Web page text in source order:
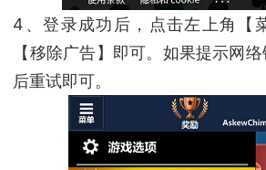
4、登录成功后，点击左上角【
【移除广告】即可。如果提示网
后重试即可。